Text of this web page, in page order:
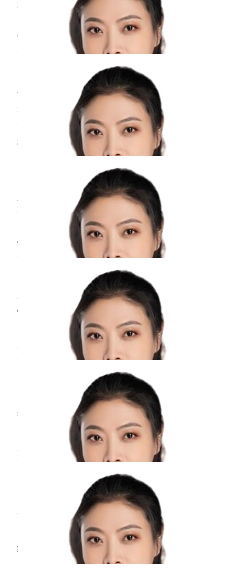
不过对于不积极治疗的患者，子宫腺肌瘤是有一
定癌变概率的。建议：患者不要有太重的心理负
担，不利于病情的控制，如果子宫腺肌瘤直径较
小，可以遵医嘱口服避孕药调理。若子宫腺肌瘤
直径较大，且引起不适的症状，患者也可以进行
局部切除手术治疗，这种类型的手术不会影响患
宫颈糜烂出血是癌症 吗？
三甲
宫颈糜烂出血并不一定是癌症疾病，宫颈糜烂一
般指宫颈柱状上皮异位，女性没有症状也没有其
他病理改变，属于女性正常的宫颈组织形态。女
性宫颈内口的柱状上皮会发生内移或外移，可能
会替代鳞状上皮而导致局部呈现糜烂样的改变。
如果糜烂面发生出血症状，考虑女性可能有慢性
宫颈炎疾病，引起局部组织水肿后可能会导致局
来例假头疼恶心是癌症 吗？
三甲
来例假头疼、恶心并不能作为诊断癌症的标准，
不一定是癌症所致。一般情况下，月经来潮时头
痛、恶心主要是受到体内激素水平改变影响，诱
发子宫收缩、盆腔脏器充血等引起的生理性现
象，与癌症并没有直接关系。月经结束后症状多
能自行消失，无需过于担忧。若不放心，可以入
院挂妇产科做下相关的检查。若确诊是癌症引
子宫肌瘤变成 癌症几率大吗？
三甲
子宫肌瘤变成癌症几率很小。子宫肌瘤是一种良
性肿瘤，是子宫平滑肌组织增生形成的。子宫肌
瘤的确切病因尚不明确，可能与遗传易感性、
雌、孕激素、干细胞突变等有关。年龄大于40
岁、肥胖、患有多囊卵巢综合征、有家族史、未
生育或者初次生育年龄晚、使用激素进行替代治
疗，可能会导致子宫肌瘤患病风险升高。无症状
癌症吗？
三甲
卵巢囊肿不等于癌症。卵巢囊肿是一种常见的妇
科疾病，指的是卵巢内或其表面出现含有液体或
固态物质的囊状结构。卵巢囊肿有生理性的，一
般没有疼痛不适，也不影响健康，可以自行消
失。卵巢囊肿也有病理性的，包括皮样囊肿、囊
腺瘤、卵巢子宫内膜异位囊肿，囊肿可能会增
大，引起下腹部不适、月经异常等症状。少数患
月经前发烧是 癌症前兆吗？
三甲
月经前发烧通常不是癌症的前兆，月经前发烧可
能与感染等因素有关，当女性免疫能力较低，就
容易受到周围环境中细菌或者病毒等微生物的感
染，从而影响体温调节中枢，引起发烧等不适症
状。而大部分癌症早期的症状不明显，少部分患
者可能存在局部肿块、疼痛等现象。如果患者反
绝经后子宫内膜增厚是 癌症 吗？